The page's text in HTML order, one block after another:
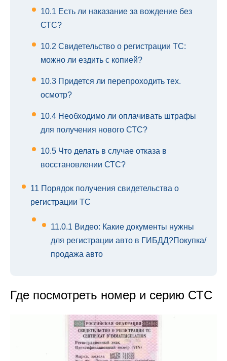
10.1 Есть ли наказание за вождение без
СТС?
10.2 Свидетельство о регистрации ТС:
можно ли ездить с копией?
10.3 Придется ли перепроходить тех.
осмотр?
10.4 Необходимо ли оплачивать штрафы
для получения нового СТС?
10.5 Что делать в случае отказа в
восстановлении СТС?
11 Порядок получения свидетельства о
регистрации ТС
11.0.1 Видео: Какие документы нужны
для регистрации авто в ГИБДД?Покупка/
продажа авто
Где посмотреть номер и серию СТС